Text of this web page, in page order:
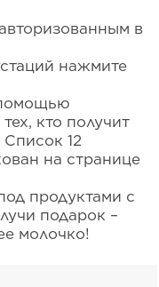
в
нажмите
кто получит
12
на странице
продуктами с
подарок –
молочко!